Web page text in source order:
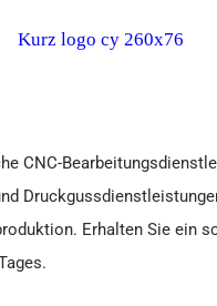
CNC-
Erhalten Sie ein